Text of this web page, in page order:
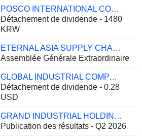
POSCO INTERNATIONAL CORPORATION
Détachement de dividende - 1480
KRW
ETERNAL ASIA SUPPLY CHAIN MANAGEMENT LTD.
Assemblée Générale Extraordinaire
GLOBAL INDUSTRIAL COMPANY
Détachement de dividende - 0.28
USD
GRAND INDUSTRIAL HOLDING CO.,LTD
Publication des résultats - Q2 2026